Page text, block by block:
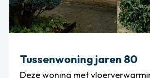
Tussenwoning jaren 80
Deze woning met